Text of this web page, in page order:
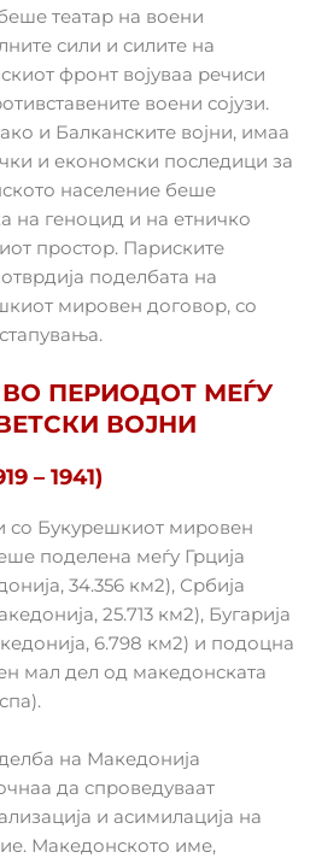
театар на воени
сили и силите на
фронт војуваа речиси
воени сојузи.
и Балканските војни, имаа
и економски последици за
население беше
на геноцид и на етничко
простор. Париските
поделбата на
мировен договор, со
ПЕРИОДОТ МЕЃУ
ВОЈНИ
– 1941)
со Букурешкиот мировен
поделена меѓу Грција
34.356 км2), Србија
25.713 км2), Бугарија
6.798 км2) и подоцна
мал дел од македонската
на Македонија
да спроведуваат
и асимилација на
Македонското име,